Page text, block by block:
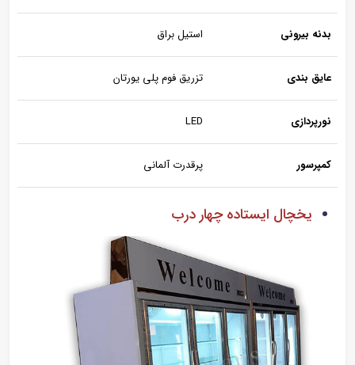
بدنه بیرونی استیل براق
عایق بندی تزریق فوم پلی یورتان
نورپردازی LED
کمپرسور پرقدرت آلمانی
یخچال ایستاده چهار درب